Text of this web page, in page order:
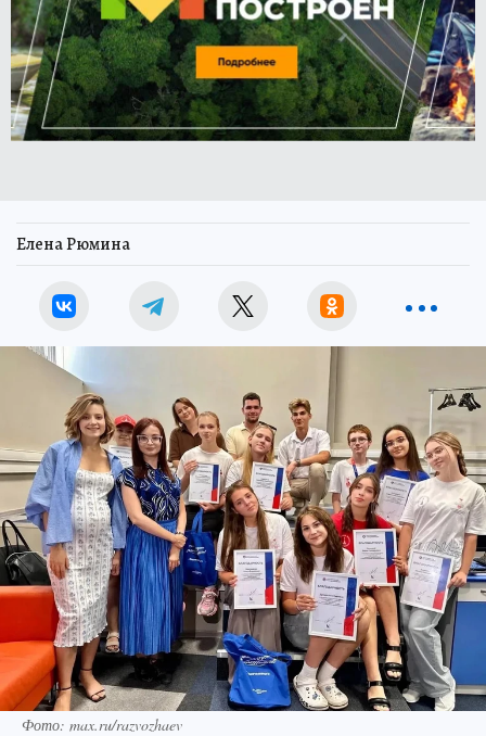
Елена Рюмина
Фото: max.ru/razvozhaev